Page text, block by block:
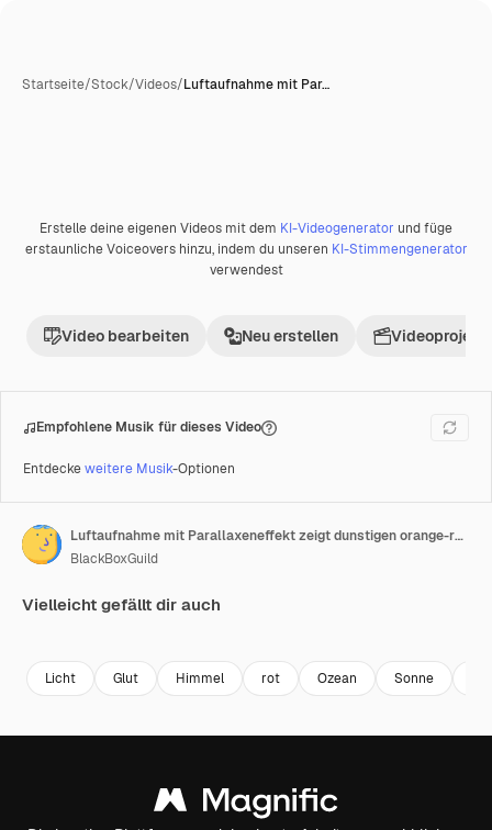
Startseite/Stock/Videos/Luftaufnahme mit Par…
Premium
Erstelle deine eigenen Videos mit dem KI-Videogenerator und füge
erstaunliche Voiceovers hinzu, indem du unseren KI-Stimmengenerator
verwendest
Video bearbeiten Neu erstellen Videoprojekt
Empfohlene Musik für dieses Video
Entdeckeweitere Musik-Optionen
Luftaufnahme mit Parallaxeneffekt zeigt dunstigen orange-roten Sonnenuntergang über dem ruhigen Karibischen Meer
BlackBoxGuild
Vielleicht gefällt dir auch
Licht Glut Himmel rot Ozean Sonne